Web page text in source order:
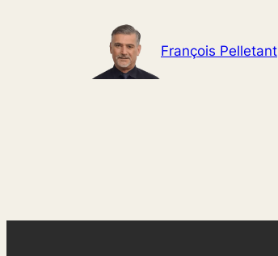
François Pelletant